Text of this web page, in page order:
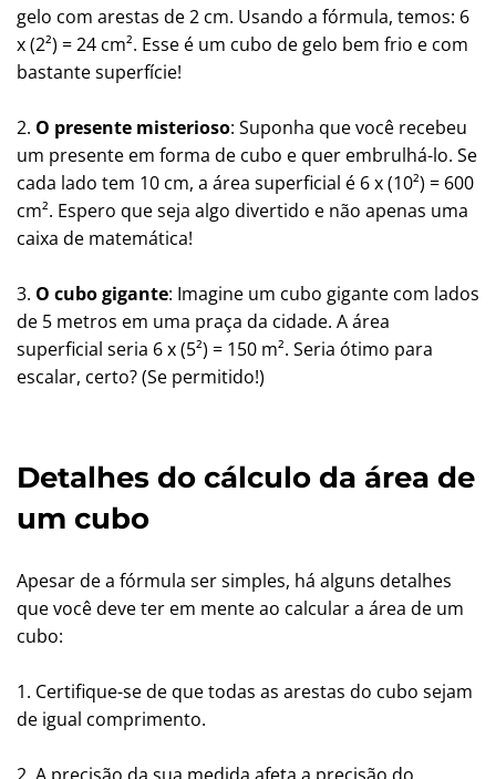
gelo com arestas de 2 cm. Usando a fórmula, temos: 6
x (2²) = 24 cm². Esse é um cubo de gelo bem frio e com
bastante superfície!
2. O presente misterioso: Suponha que você recebeu
um presente em forma de cubo e quer embrulhá-lo. Se
cada lado tem 10 cm, a área superficial é 6 x (10²) = 600
cm². Espero que seja algo divertido e não apenas uma
caixa de matemática!
3. O cubo gigante: Imagine um cubo gigante com lados
de 5 metros em uma praça da cidade. A área
superficial seria 6 x (5²) = 150 m². Seria ótimo para
escalar, certo? (Se permitido!)
Detalhes do cálculo da área de
um cubo
Apesar de a fórmula ser simples, há alguns detalhes
que você deve ter em mente ao calcular a área de um
cubo:
1. Certifique-se de que todas as arestas do cubo sejam
de igual comprimento.